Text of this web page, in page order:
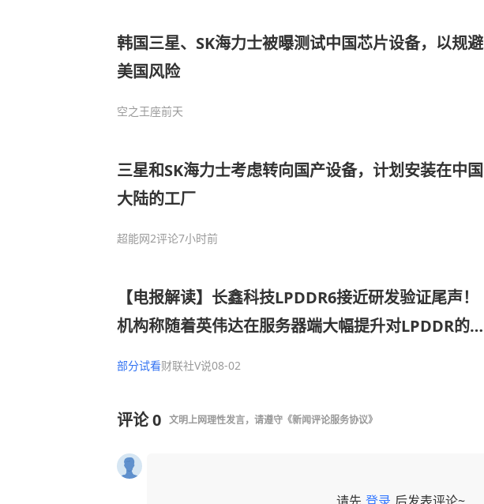
韩国三星、SK海力士被曝测试中国芯片设备，以规避
美国风险
空之王座前天
三星和SK海力士考虑转向国产设备，计划安装在中国
大陆的工厂
超能网2评论7小时前
【电报解读】长鑫科技LPDDR6接近研发验证尾声！
机构称随着英伟达在服务器端大幅提升对LPDDR的需
部分试看财联社V说08-02
评论0 文明上网理性发言，请遵守 《新闻评论服务协议》